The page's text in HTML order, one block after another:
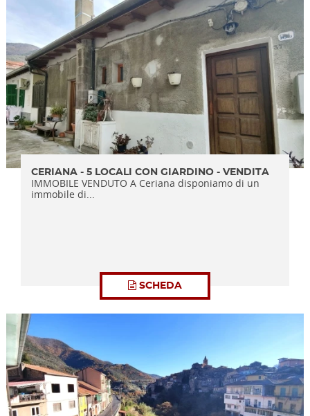
CERIANA - 5 LOCALI CON GIARDINO - VENDITA
IMMOBILE VENDUTO A Ceriana disponiamo di un
immobile di...
SCHEDA